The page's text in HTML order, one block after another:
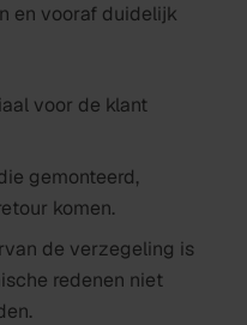
en vooraf duidelijk
voor de klant
gemonteerd,
komen.
de verzegeling is
redenen niet